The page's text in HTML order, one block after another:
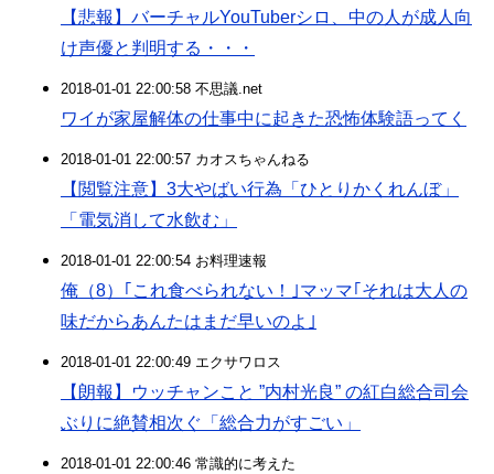
【悲報】バーチャルYouTuberシロ、中の人が成人向
け声優と判明する・・・
2018-01-01 22:00:58 不思議.net
ワイが家屋解体の仕事中に起きた恐怖体験語ってく
2018-01-01 22:00:57 カオスちゃんねる
【閲覧注意】3大やばい行為「ひとりかくれんぼ」
「電気消して水飲む」
2018-01-01 22:00:54 お料理速報
俺（8）｢これ食べられない！｣マッマ｢それは大人の
味だからあんたはまだ早いのよ｣
2018-01-01 22:00:49 エクサワロス
【朗報】ウッチャンこと ”内村光良” の紅白総合司会
ぶりに絶賛相次ぐ「総合力がすごい」
2018-01-01 22:00:46 常識的に考えた